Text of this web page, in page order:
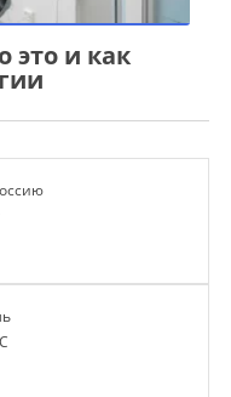
это и как